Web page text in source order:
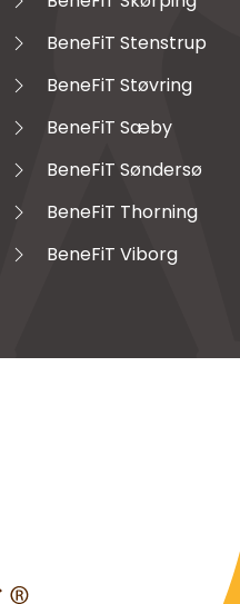
BeneFiT Stenstrup
BeneFiT Støvring
BeneFiT Sæby
BeneFiT Søndersø
BeneFiT Thorning
BeneFiT Viborg